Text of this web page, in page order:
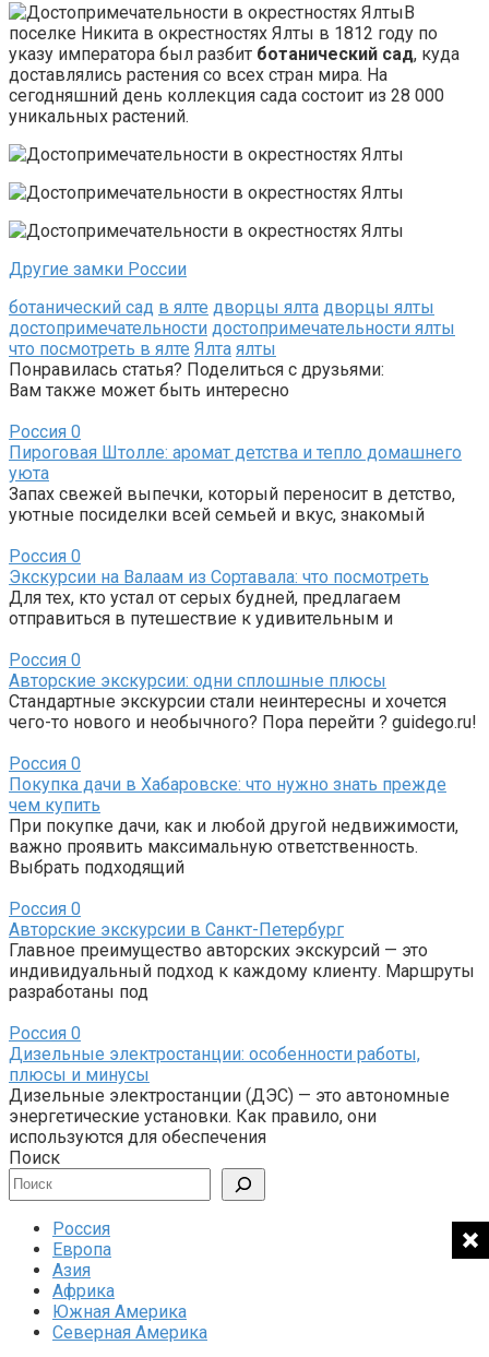
В
поселке Никита в окрестностях Ялты в 1812 году по
указу императора был разбит ботанический сад, куда
доставлялись растения со всех стран мира. На
сегодняшний день коллекция сада состоит из 28 000
уникальных растений.
Другие замки России
ботанический сад в ялте дворцы ялта дворцы ялты
достопримечательности достопримечательности ялты
что посмотреть в ялте Ялта ялты
Понравилась статья? Поделиться с друзьями:
Вам также может быть интересно
Россия 0
Пироговая Штолле: аромат детства и тепло домашнего
уюта
Запах свежей выпечки, который переносит в детство,
уютные посиделки всей семьей и вкус, знакомый
Россия 0
Экскурсии на Валаам из Сортавала: что посмотреть
Для тех, кто устал от серых будней, предлагаем
отправиться в путешествие к удивительным и
Россия 0
Авторские экскурсии: одни сплошные плюсы
Стандартные экскурсии стали неинтересны и хочется
чего-то нового и необычного? Пора перейти ? guidego.ru!
Россия 0
Покупка дачи в Хабаровске: что нужно знать прежде
чем купить
При покупке дачи, как и любой другой недвижимости,
важно проявить максимальную ответственность.
Выбрать подходящий
Россия 0
Авторские экскурсии в Санкт-Петербург
Главное преимущество авторских экскурсий — это
индивидуальный подход к каждому клиенту. Маршруты
разработаны под
Россия 0
Дизельные электростанции: особенности работы,
плюсы и минусы
Дизельные электростанции (ДЭС) — это автономные
энергетические установки. Как правило, они
используются для обеспечения
Поиск
Россия
Европа
Азия
Африка
Южная Америка
Северная Америка